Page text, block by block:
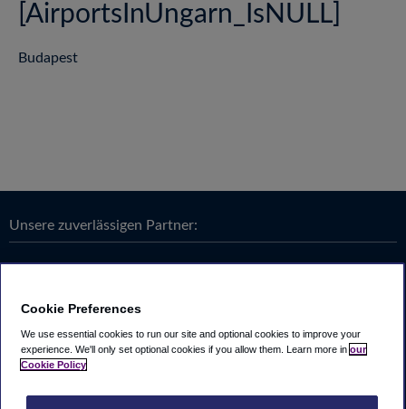
[AirportsInUngarn_IsNULL]
Budapest
Unsere zuverlässigen Partner:
Cookie Preferences
We use essential cookies to run our site and optional cookies to improve your
experience. We'll only set optional cookies if you allow them. Learn more in our
Cookie Policy